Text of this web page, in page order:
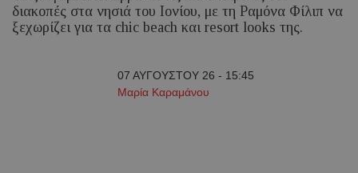
διακοπές στα νησιά του Ιονίου, με τη Ραμόνα Φίλιπ να
ξεχωρίζει για τα chic beach και resort looks της.
07 ΑΥΓΟΥΣΤΟΥ 26 - 15:45
Μαρία Καραμάνου